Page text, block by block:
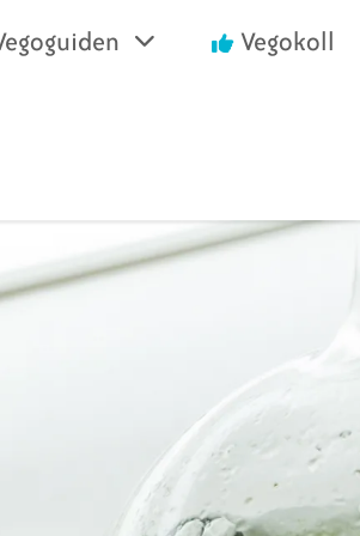
Vegokoll
recept
konsumentlistor
certifieringar